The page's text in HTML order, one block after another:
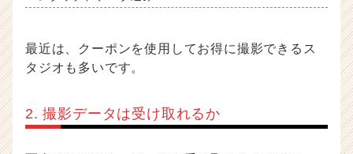
最近は、クーポンを使用してお得に撮影できるス
タジオも多いです。
2. 撮影データは受け取れるか